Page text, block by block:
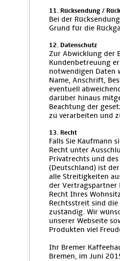
11. Rücksendung /
Bei der
Grund für die
12. Datenschutz
Zur Abwicklung der
Kundenbetreuung
notwendigen Daten
Name, Anschrift,
eventuell
darüber hinaus
Beachtung der
zu verarbeiten und
13. Recht
Falls Sie Kaufmann
Recht unter
Privatrechts und
(Deutschland) ist
alle Streitigkeiten
der Vertragspartner
Recht Ihres
Rechtsstreit sind
zuständig. Wir
unserer Webseite
Produkten viel
Ihr Bremer
Bremen, im Juni